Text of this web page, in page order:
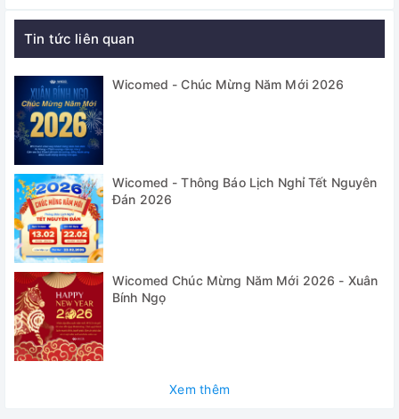
- 2014/68 / EU (Chỉ thị về thiết bị áp suất)
- EN 285 (Máy tiệt trùng bằng hơi nước cỡ lớn),
- EN 13060 (Máy tiệt trùng bằng hơi nước loại nhỏ)
- EN 61010-1 / -2-040 (Yêu cầu an toàn đối với thiết bị điện
để đo lường , Kiểm soát và sử dụng trong phòng thí nghiệm
- Phần 1 và Phần 2)
- EN 61326-1 (Thiết bị điện để đo lường, Kiểm soát và Sử
dụng trong phòng thí nghiệm - Yêu cầu EMC - Phần 1: Yêu
cầu chung)
- ISO 13485 (Quản lý chất lượng / Chứng nhận)
Tính năng nổi bật
✅ Nồi hấp tiệt trùng dung tích lớn, buồng hấp nằm ngang,
chân không trước quá trình tiệt trùng và sấy khô bằng chân
Tin tức liên quan
Wicomed - Chúc Mừng Năm Mới 2026
Wicomed - Thông Báo Lịch Nghỉ Tết Nguyên
Đán 2026
Wicomed Chúc Mừng Năm Mới 2026 - Xuân
Bính Ngọ
Xem thêm